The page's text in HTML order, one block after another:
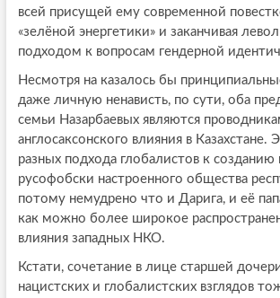
всей присущей ему современной
«зелёной энергетики» и заканчивая
подходом к вопросам гендерной
Несмотря на казалось бы
даже личную ненависть, по сути, оба
семьи Назарбаевых являются
англосаксонского влияния в Казахстане.
разных подхода глобалистов к
русофобски настроенного общества
потому немудрено что и Дарига, и её
как можно более широкое
влияния западных НКО.
Кстати, сочетание в лице старшей
нацистских и глобалистских взглядов